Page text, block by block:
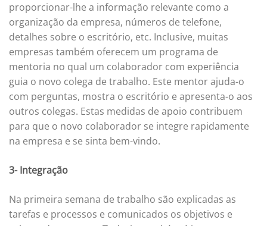
proporcionar-lhe a informação relevante como a
organização da empresa, números de telefone,
detalhes sobre o escritório, etc. Inclusive, muitas
empresas também oferecem um programa de
mentoria no qual um colaborador com experiência
guia o novo colega de trabalho. Este mentor ajuda-o
com perguntas, mostra o escritório e apresenta-o aos
outros colegas. Estas medidas de apoio contribuem
para que o novo colaborador se integre rapidamente
na empresa e se sinta bem-vindo.
3- Integração
Na primeira semana de trabalho são explicadas as
tarefas e processos e comunicados os objetivos e